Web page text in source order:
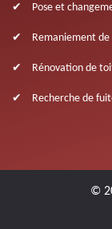
Pose et
Remaniement
Rénovation de
Recherche de
©